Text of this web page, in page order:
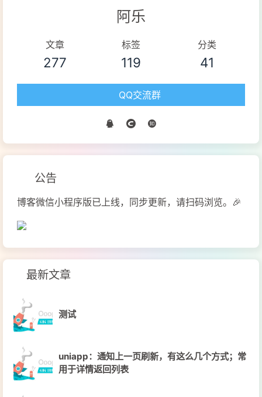
阿乐
文章
277
标签
119
分类
41
QQ交流群
公告
博客微信小程序版已上线，同步更新，请扫码浏览。🎉
最新文章
测试
uniapp：通知上一页刷新，有这么几个方式；常
用于详情返回列表